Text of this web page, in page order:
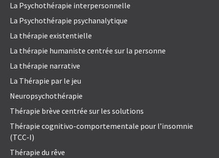
La Psychothérapie interpersonnelle
La Psychothérapie psychanalytique
La thérapie existentielle
La thérapie humaniste centrée sur la personne
La thérapie narrative
La Thérapie par le jeu
Neuropsychothérapie
Thérapie brève centrée sur les solutions
Thérapie cognitivo-comportementale pour l’insomnie
(TCC-I)
Thérapie du rêve